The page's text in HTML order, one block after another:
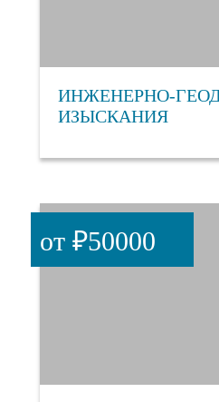
ИНЖЕНЕРНО-
ИЗЫСКАНИЯ
от ₽50000